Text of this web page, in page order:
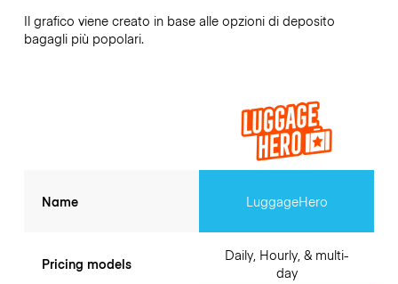
Il grafico viene creato in base alle opzioni di deposito
bagagli più popolari.
Name
Pricing models
LuggageHero
Daily, Hourly, & multi-
day